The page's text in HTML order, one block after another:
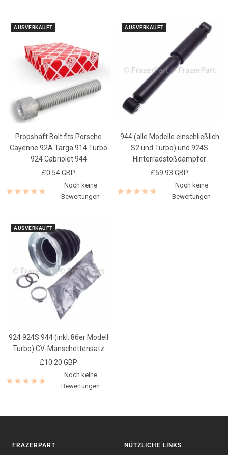
AUSVERKAUFT
Propshaft Bolt fits Porsche
Cayenne 92A Targa 914 Turbo
924 Cabriolet 944
Angebotspreis
£0.54 GBP
Noch keine
Bewertungen
AUSVERKAUFT
944 (alle Modelle einschließlich
S2 und Turbo) und 924S
Hinterradstoßdämpfer
Angebotspreis
£59.93 GBP
Noch keine
Bewertungen
AUSVERKAUFT
924 924S 944 (inkl. 86er Modell
Turbo) CV-Manschettensatz
Angebotspreis
£10.20 GBP
Noch keine
Bewertungen
FRAZERPART NÜTZLICHE LINKS